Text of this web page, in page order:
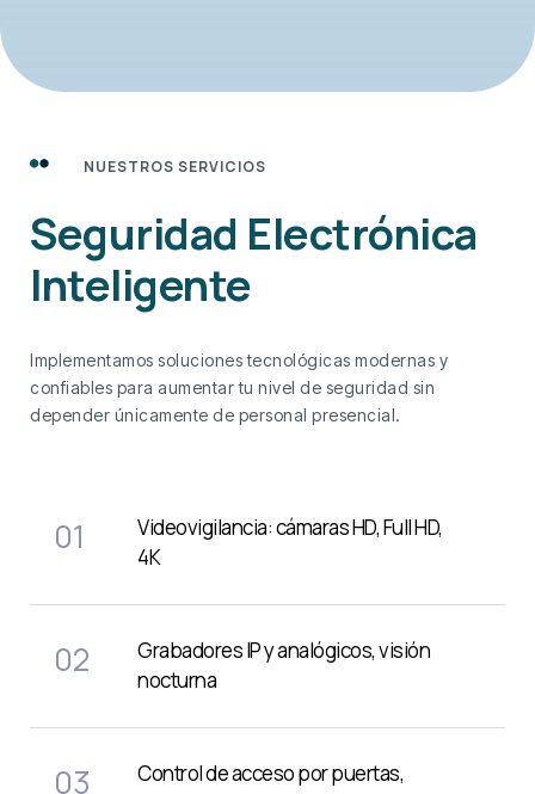
NUESTROS SERVICIOS
Seguridad Electrónica
Inteligente
Implementamos soluciones tecnológicas modernas y
confiables para aumentar tu nivel de seguridad sin
depender únicamente de personal presencial.
01
Videovigilancia: cámaras HD, Full HD,
4K
02
Grabadores IP y analógicos, visión
nocturna
03
Control de acceso por puertas,